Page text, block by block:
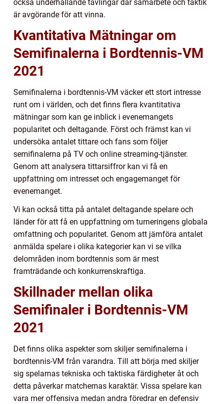
också underhållande tävlingar där samarbete och taktik
är avgörande för att vinna.
Kvantitativa Mätningar om
Semifinalerna i Bordtennis-VM
2021
Semifinalerna i bordtennis-VM väcker ett stort intresse
runt om i världen, och det finns flera kvantitativa
mätningar som kan ge inblick i evenemangets
popularitet och deltagande. Först och främst kan vi
undersöka antalet tittare och fans som följer
semifinalerna på TV och online streaming-tjänster.
Genom att analysera tittarsiffror kan vi få en
uppfattning om intresset och engagemanget för
evenemanget.
Vi kan också titta på antalet deltagande spelare och
länder för att få en uppfattning om turneringens globala
omfattning och popularitet. Genom att jämföra antalet
anmälda spelare i olika kategorier kan vi se vilka
delområden inom bordtennis som är mest
framträdande och konkurrenskraftiga.
Skillnader mellan olika
Semifinaler i Bordtennis-VM
2021
Det finns olika aspekter som skiljer semifinalerna i
bordtennis-VM från varandra. Till att börja med skiljer
sig spelarnas tekniska och taktiska färdigheter åt och
detta påverkar matchernas karaktär. Vissa spelare kan
vara mer offensiva medan andra föredrar en defensiv